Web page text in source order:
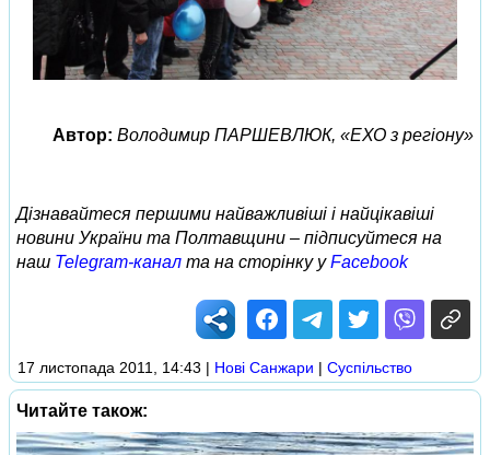
Автор: Володимир ПАРШЕВЛЮК, «ЕХО з регіону»
Дізнавайтеся першими найважливіші і найцікавіші
новини України та Полтавщини – підписуйтеся на
наш Telegram-канал та на сторінку уFacebook
17 листопада 2011, 14:43 | Нові Cанжари | Суспільство
Читайте також: